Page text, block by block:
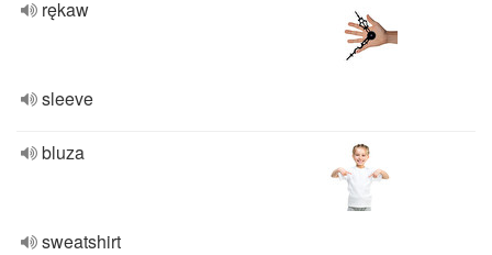
rękaw
sleeve
bluza
sweatshirt